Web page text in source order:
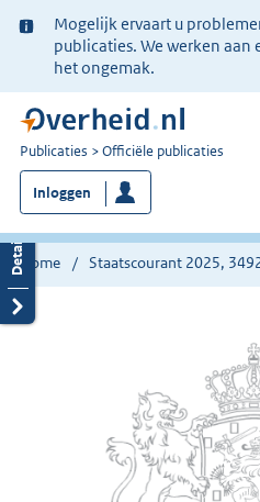
Ter
informatie:
Mogelijk ervaart u
publicaties. We werken aan
het ongemak.
U
bent
nu
hier:
Publicaties Officiële publicaties
Inloggen
Home Staatscourant 2025,